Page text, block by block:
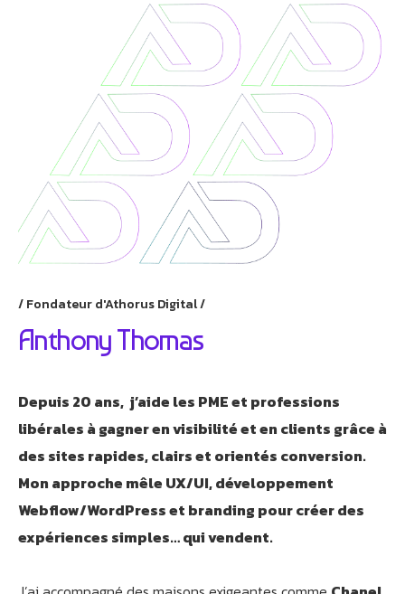
Fondateur d'Athorus Digital
Anthony Thomas
Depuis 20 ans, j’aide les PME et professions
libérales à gagner en visibilité et en clients grâce à
des sites rapides, clairs et orientés conversion.
Mon approche mêle UX/UI, développement
Webflow/WordPress et branding pour créer des
expériences simples… qui vendent.